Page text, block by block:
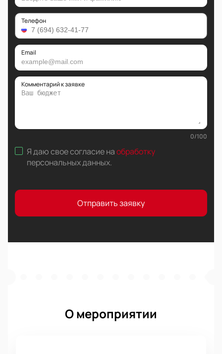
Телефон
Email
Комментарий к заявке
0/100
Я даю свое согласие наобработку
персональных данных.
Отправить заявку
О мероприятии